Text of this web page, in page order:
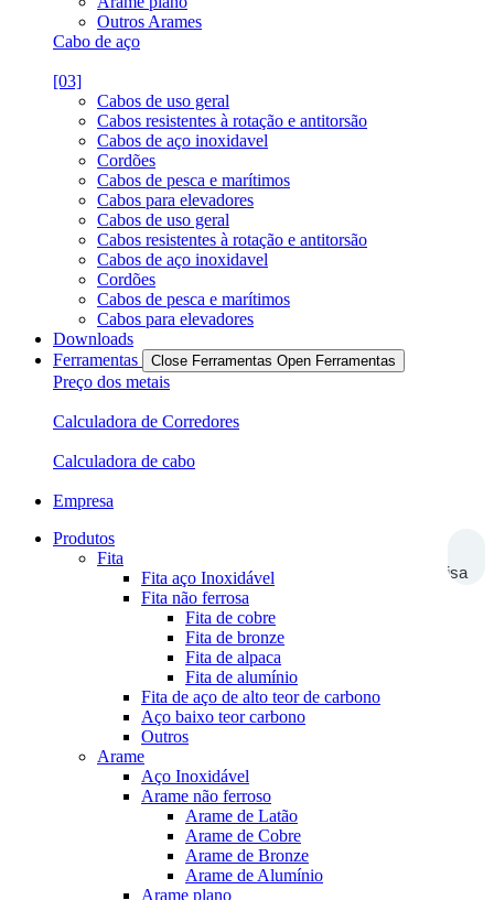
Outros Arames
Cabo de aço
[03]
Cabos de uso geral
Cabos resistentes à rotação e antitorsão
Cabos de aço inoxidavel
Cordões
Cabos de pesca e marítimos
Cabos para elevadores
Cabos de uso geral
Cabos resistentes à rotação e antitorsão
Cabos de aço inoxidavel
Cordões
Cabos de pesca e marítimos
Cabos para elevadores
Downloads
Ferramentas
Close Ferramentas Open Ferramentas
Preço dos metais
Calculadora de Corredores
Calculadora de cabo
Empresa
Pesquisa
Produtos
Fita
Fita aço Inoxidável
Fita não ferrosa
Fita de cobre
Fita de bronze
Fita de alpaca
Fita de alumínio
Fita de aço de alto teor de carbono
Aço baixo teor carbono
Outros
Arame
Aço Inoxidável
Arame não ferroso
Arame de Latão
Arame de Cobre
Arame de Bronze
Arame de Alumínio
Arame plano